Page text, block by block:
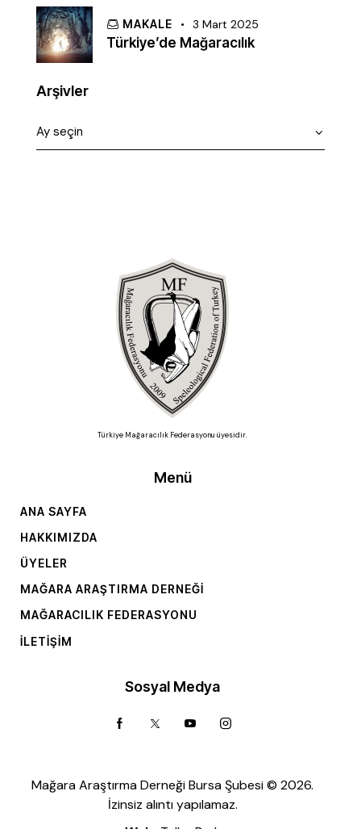
MAKALE 3 Mart 2025
Türkiye’de Mağaracılık
Arşivler
Türkiye Mağaracılık Federasyonu üyesidir.
Menü
ANA SAYFA
HAKKIMIZDA
ÜYELER
MAĞARA ARAŞTIRMA DERNEĞI
MAĞARACILIK FEDERASYONU
İLETIŞIM
Sosyal Medya
Mağara Araştırma Derneği Bursa Şubesi © 2026.
İzinsiz alıntı yapılamaz.